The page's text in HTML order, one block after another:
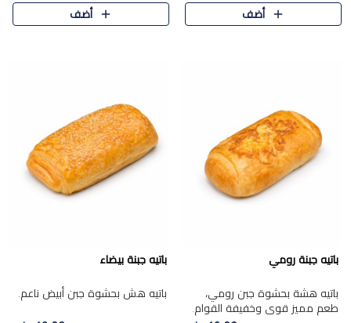
أضف
أضف
باتيه جبنة رومي
باتيه هشة بحشوة جبن رومي،
طعم مميز قوي وخفيفة القوام.
باتيه جبنة بيضاء
باتيه هش بحشوة جبن أبيض ناعم.